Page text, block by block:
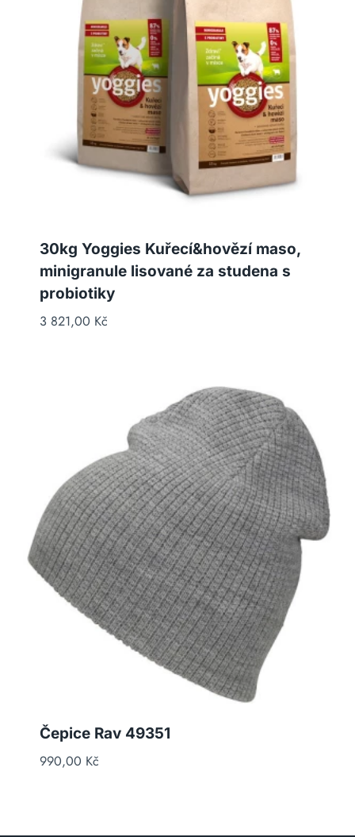
30kg Yoggies Kuřecí&hovězí maso,
minigranule lisované za studena s
probiotiky
3 821,00 Kč
Čepice Rav 49351
990,00 Kč